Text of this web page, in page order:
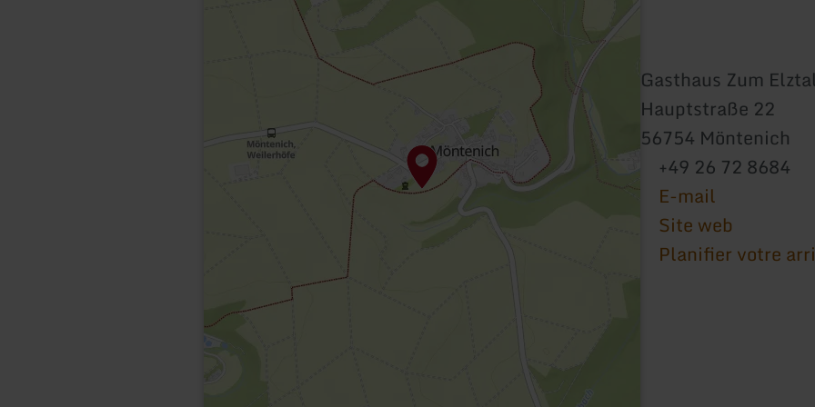
Gasthaus Zum
Hauptstraße 22
56754 Möntenich
+49 26 72 8684
E-mail
Site web
Planifier votre